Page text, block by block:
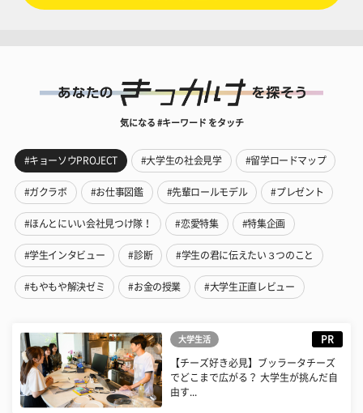
気になる #キーワード をタッチ
#キョーソウPROJECT #大学生の社会見学 #留学ロードマップ
#ガクラボ #お仕事図鑑 #先輩ロールモデル #プレゼント
#ほんとにいい会社見つけ隊！ #恋愛特集 #特集企画
#学生インタビュー #診断 #学生の君に伝えたい３つのこと
#もやもや解決ゼミ #お金の授業 #大学生正直レビュー
大学生活 PR
【チーズ好き必見】ブッラータチーズ
でどこまで広がる？ 大学生が挑んだ自
由す...